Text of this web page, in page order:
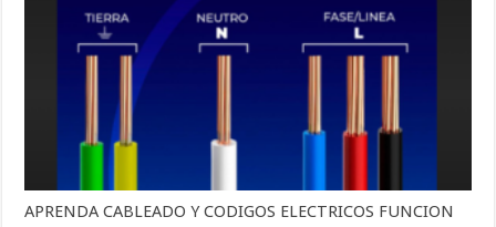
APRENDA CABLEADO Y CODIGOS ELECTRICOS FUNCION